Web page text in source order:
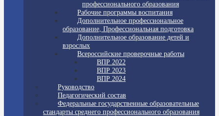
профессионального образования
Рабочие программы воспитания
Дополнительное профессиональное
образование, Профессиональная подготовка
Дополнительное образование детей и
взрослых
Всероссийские проверочные работы
ВПР 2022
ВПР 2023
ВПР 2024
Руководство
Педагогический состав
Федеральные государственные образовательные
стандарты среднего профессионального образования